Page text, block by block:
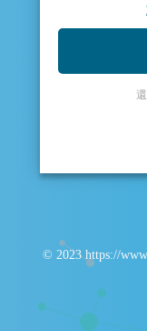
© 2023 https://